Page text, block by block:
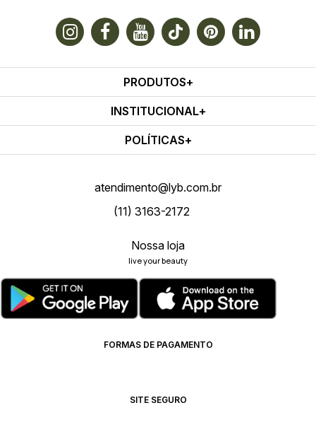
PRODUTOS
INSTITUCIONAL
POLÍTICAS
atendimento@lyb.com.br
(11) 3163-2172
Nossa loja
live your beauty
FORMAS DE PAGAMENTO
SITE SEGURO